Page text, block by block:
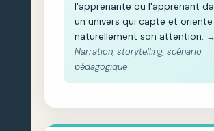
l'apprenante ou l'apprenant
un univers qui capte et oriente
naturellement son attention. →
Narration, storytelling, scénario
pédagogique